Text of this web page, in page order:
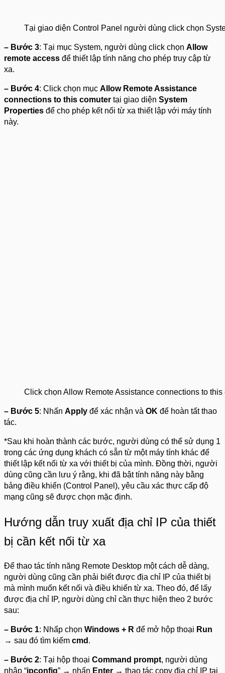
Tại giao diện Control Panel người dùng click chọn
– Bước 3: Tại mục System, người dùng click chọn Allow
remote access để thiết lập tính năng cho phép truy cập từ
xa.
– Bước 4: Click chọn mục Allow Remote Assistance
connections to this comuter tại giao diện System
Properties để cho phép kết nối từ xa thiết lập với máy tính
này.
Click chọn Allow Remote Assistance connections to
– Bước 5: Nhấn Apply để xác nhận và OK để hoàn tất thao
tác.
*Sau khi hoàn thành các bước, người dùng có thể sử dụng 1
trong các ứng dụng khách có sẵn từ một máy tính khác để
thiết lập kết nối từ xa với thiết bị của mình. Đồng thời, người
dùng cũng cần lưu ý rằng, khi đã bật tính năng này bằng
bảng điều khiển (Control Panel), yêu cầu xác thực cấp độ
mạng cũng sẽ được chọn mặc định.
Hướng dẫn truy xuất địa chỉ IP của thiết
bị cần kết nối từ xa
Để thao tác tính năng Remote Desktop một cách dễ dàng,
người dùng cũng cần phải biết được địa chỉ IP của thiết bị
mà mình muốn kết nối và điều khiển từ xa. Theo đó, để lấy
được địa chỉ IP, người dùng chỉ cần thực hiện theo 2 bước
sau:
– Bước 1: Nhấp chọn Windows + R để mở hộp thoại Run
→ sau đó tìm kiếm cmd .
– Bước 2: Tại hộp thoại Command prompt, người dùng
nhập “ipconfig” → nhấn Enter → thao tác copy địa chỉ IP tại